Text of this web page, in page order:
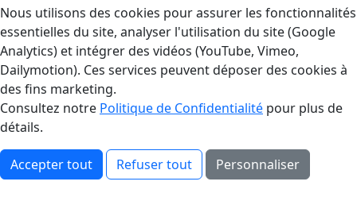
Gestion des Cookies
Nous utilisons des cookies pour assurer les fonctionnalités
essentielles du site, analyser l'utilisation du site (Google
Analytics) et intégrer des vidéos (YouTube, Vimeo,
Dailymotion). Ces services peuvent déposer des cookies à
des fins marketing.
Consultez notre Politique de Confidentialité pour plus de
détails.
Accepter tout Refuser tout Personnaliser